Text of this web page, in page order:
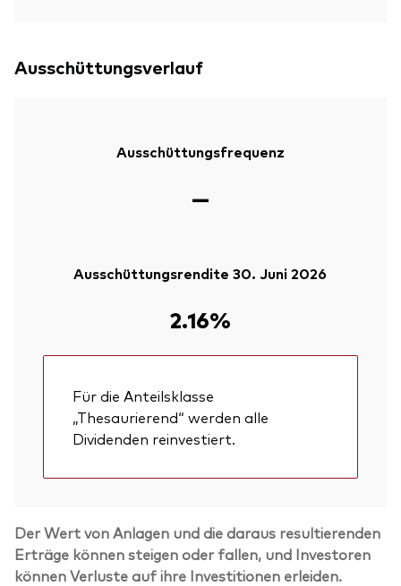
Ausschüttungsverlauf
Ausschüttungsfrequenz
—
Ausschüttungsrendite 30. Juni 2026
2.16%
Für die Anteilsklasse
„Thesaurierend“ werden alle
Dividenden reinvestiert.
Der Wert von Anlagen und die daraus resultierenden
Erträge können steigen oder fallen, und Investoren
können Verluste auf ihre Investitionen erleiden.